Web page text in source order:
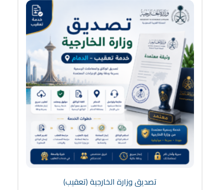
تصديق وزارة الخارجية (تعقيب)